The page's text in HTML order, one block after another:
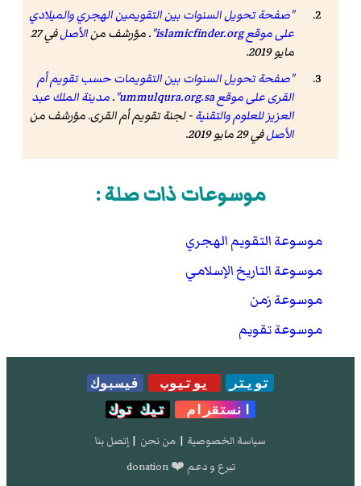
"صفحة تحويل السنوات بين التقويمين الهجري والميلادي
على موقع islamicfinder.org"
. مؤرشف منالأصل
في 27
مايو 2019.
"صفحة تحويل السنوات بين التقويمات حسب تقويم أم
القرى على موقع ummulqura.org.sa"
.مدينة الملك عبد
العزيز للعلوم والتقنية- لجنة تقويم أم القرى. مؤرشف من
الأصلفي 29 مايو 2019.
موسوعات ذات صلة :
موسوعة التقويم الهجري
موسوعة التاريخ الإسلامي
موسوعة زمن
موسوعة تقويم
تويتر يوتيوب
فيسبوك
انستقرام
تيك توك
سياسة الخصوصية | من نحن | إتصل بنا
تبرع و دعم ❤️ donation